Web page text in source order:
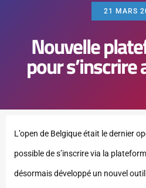
21 MARS
Nouvelle
pour s’inscrire
L’open de Belgique était le dernier
possible de s’inscrire via la
désormais développé un nouvel